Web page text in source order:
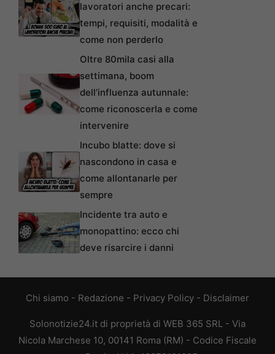
lavoratori anche precari:
tempi, requisiti, modalità e
come non perderlo
Oltre 80mila casi alla
settimana, boom
dell’influenza autunnale:
come riconoscerla e come
intervenire
Incubo blatte: dove si
nascondono in casa e
come allontanarle per
sempre
Incidente tra auto e
monopattino: ecco chi
deve risarcire i danni
Chi siamo - Redazione - Privacy Policy - Disclaimer
Solonotizie24.it di proprietà di WEB 365 SRL - Via
Nicola Marchese 10, 00141 Roma (RM) - Codice Fiscale